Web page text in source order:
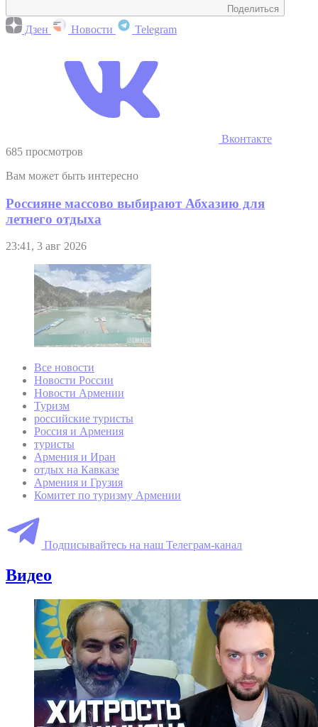
Поделиться
Дзен Новости Telegram
Вконтакте
685 просмотров
Вам может быть интересно
Россияне массово выбирают Абхазию для
летнего отдыха
23:41, 3 авг 2026
Все новости
Новости России
Новости Армении
Туризм
российские туристы
Россия и Армения
туристы
Армения и Иран
отдых на Кавказе
Армения и Грузия
Комитет по туризму Армении
Подписывайтесь на наш Телеграм-канал
Видео